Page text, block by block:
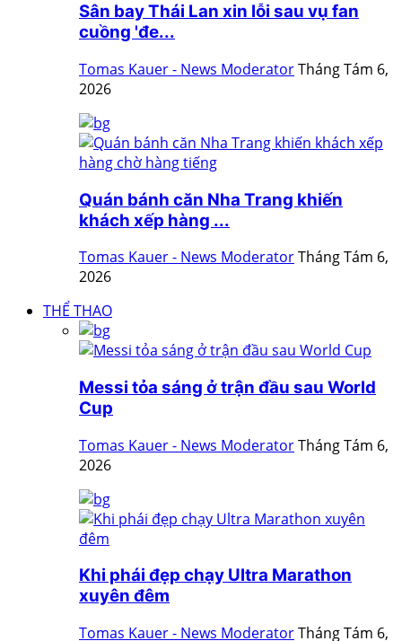
Sân bay Thái Lan xin lỗi sau vụ fan
cuồng 'đe...
Tomas Kauer - News ModeratorTháng Tám 6,
2026
Quán bánh căn Nha Trang khiến
khách xếp hàng ...
Tomas Kauer - News ModeratorTháng Tám 6,
2026
THỂ THAO
Messi tỏa sáng ở trận đầu sau World
Cup
Tomas Kauer - News ModeratorTháng Tám 6,
2026
Khi phái đẹp chạy Ultra Marathon
xuyên đêm
Tomas Kauer - News ModeratorTháng Tám 6,